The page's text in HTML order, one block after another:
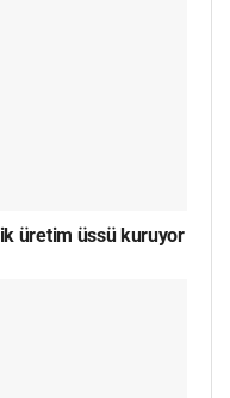
üretim üssü kuruyor